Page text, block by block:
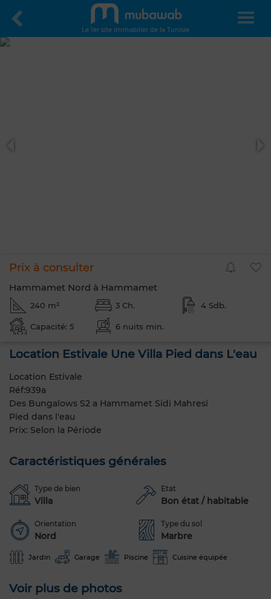
Le 1er site immobilier de la Tunisie
Prix à consulter
Hammamet Nord à Hammamet
240 m² 3 Ch. 4 Sdb.
Capacité: 5 6 nuits min.
Location Estivale Une Villa Pied dans L'eau
Location Estivale
Réf:939a
Des Bungalows S2 a Hammamet Sidi Mahresi
Pied dans l'eau
Prix: Selon la Période
Caractéristiques générales
Type de bien
Villa
Etat
Bon état / habitable
Orientation
Nord
Type du sol
Marbre
Jardin Garage Piscine Cuisine équipée
Voir plus de photos